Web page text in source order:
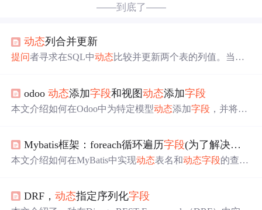
——到底了——
动态列合并更新
提问者寻求在SQL中动态比较并更新两个表的列值。当前
据库、查询所需更新的字段，然后执行更新操作，以实现
动态合并和更新。
odoo动态添加字段和视图动态添加字段
本文介绍如何在Odoo中为特定模型动态添加字段 ，并将其
中。Mybatis框架：foreach循环遍历字段(为了解决动态
本文介绍如何在MyBatis中实现动态表名和动态字段的查询
DRF，动态指定序列化字段